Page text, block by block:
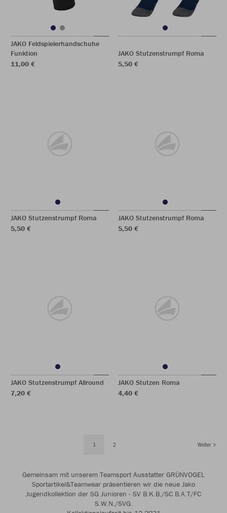
JAKO Feldspielerhandschuhe
Funktion
11,00 €
JAKO Stutzenstrumpf Roma
5,50 €
JAKO Stutzenstrumpf Roma
5,50 €
JAKO Stutzenstrumpf Roma
5,50 €
JAKO Stutzenstrumpf Allround
7,20 €
JAKO Stutzen Roma
4,40 €
1 2 Weiter
Gemeinsam mit unserem Teamsport Ausstatter GRÜNVOGEL
Sportartikel&Teamwear präsentieren wir die neue Jako
Jugendkollektion der SG Junioren - SV B.K.B./SC B.A.T/FC
S.W.N./SVG.